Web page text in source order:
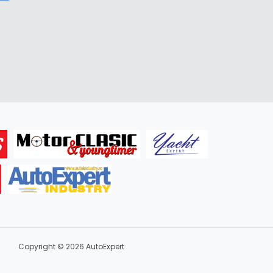
Copyright © 2026 AutoExpert